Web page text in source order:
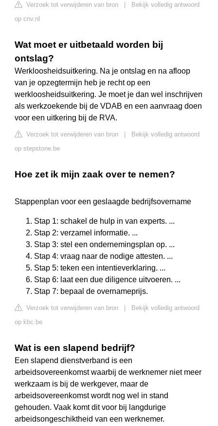
Verzoek tot verwijderen van bron | Bekijk volledig antwoord
op cnv.nl
Wat moet er uitbetaald worden bij
ontslag?
Werkloosheidsuitkering. Na je ontslag en na afloop
van je opzegtermijn heb je recht op een
werkloosheidsuitkering. Je moet je dan wel inschrijven
als werkzoekende bij de VDAB en een aanvraag doen
voor een uitkering bij de RVA.
Verzoek tot verwijderen van bron | Bekijk volledig antwoord
op stepstone.be
Hoe zet ik mijn zaak over te nemen?
Stappenplan voor een geslaagde bedrijfsovername
Stap 1: schakel de hulp in van experts. ...
Stap 2: verzamel informatie. ...
Stap 3: stel een ondernemingsplan op. ...
Stap 4: vraag naar de nodige attesten. ...
Stap 5: teken een intentieverklaring. ...
Stap 6: laat een due diligence uitvoeren. ...
Stap 7: bepaal de overnameprijs.
Verzoek tot verwijderen van bron | Bekijk volledig antwoord
op kbc.be
Wat is een slapend bedrijf?
Een slapend dienstverband is een
arbeidsovereenkomst waarbij de werknemer niet meer
werkzaam is bij de werkgever, maar de
arbeidsovereenkomst wordt nog wel in stand
gehouden. Vaak komt dit voor bij langdurige
arbeidsongeschiktheid van een werknemer.